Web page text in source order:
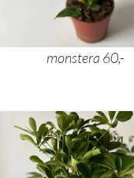
monstera monkey mask 90,- 			skrzydłokwiat 30,-			 monstera 60,-